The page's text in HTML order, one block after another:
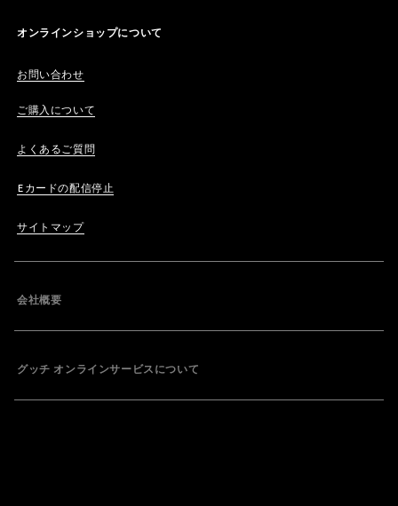
オンラインショップについて
お問い合わせ
ご購入について
よくあるご質問
Eカードの配信停止
サイトマップ
会社概要
グッチ オンラインサービスについて